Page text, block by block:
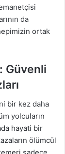
da
ortak
Güvenli
bir kez daha
yolcuların
hayati bir
ölümcül